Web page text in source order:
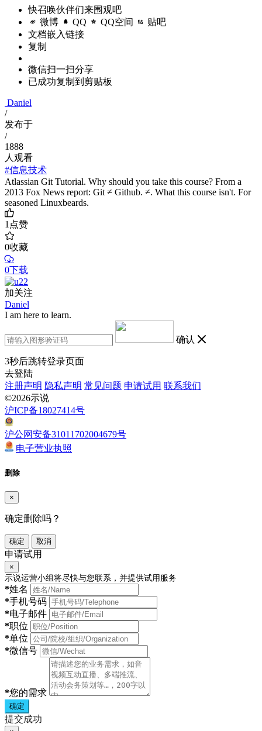
快召唤伙伴们来围观吧
微博 QQ QQ空间 贴吧
文档嵌入链接
复制
微信扫一扫分享
已成功复制到剪贴板
Daniel
/
发布于
/
1888
人观看
#信息技术
Atlassian Git Tutorial. Why should you take this course? From a
2013 Fox News report: Git ≠ Github. ≠. What this course isn't. For
seasoned Linuxbeards.
1点赞
0收藏
0下载
加关注
Daniel
I am here to learn.
确认
3秒后跳转登录页面
去登陆
注册声明 隐私声明 常见问题 申请试用 联系我们
©2026示说
沪ICP备18027414号
沪公网安备31011702004679号
电子营业执照
删除
×
确定删除吗？
确定 取消
申请试用
×
示说运营小组将尽快与您联系，并提供试用服务
*姓名
*手机号码
*电子邮件
*职位
*单位
*微信号
*您的需求
确定
提交成功